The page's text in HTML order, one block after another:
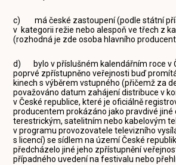
c) má české zastoupení (podle státní
v kategorii režie nebo alespoň ve třech z
(rozhodná je zde osoba hlavního
d) bylo v příslušném kalendářním roce v
poprvé zpřístupněno veřejnosti buď
kinech s výběrem vstupného (přičemž za
považováno datum zahájení distribuce v
v České republice, které je oficiálně
producentem prokázáno jako pravdivé jiné
terestrickým, satelitním nebo kabelovým
v programu provozovatele televizního
s licencí) se sídlem na území České
předcházelo jiné jeho zpřístupnění
případného uvedení na festivalu nebo